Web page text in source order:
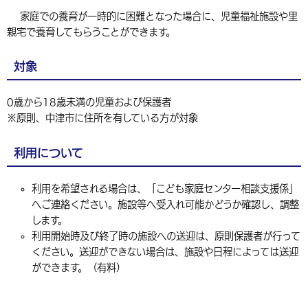
よみあげる
中国語（繁体字） 韓国語（한국어）
届出・登録・証明 保険・年金
税金 住宅・インフラ
環境・衛生 生涯学習・スポーツ・人権
事業者の方へ
農林水産業 税金
都市整備
施設情報 子どもを預ける
手当・助成 健康・医療
観光なび スポットを探す
移住・定住
市政情報
行政・計画
家庭での養育が一時的に困難となった場合に、児童福祉施設や里
親宅で養育してもらうことができます。
対象
0歳から18歳未満の児童および保護者
※原則、中津市に住所を有している方が対象
利用について
利用を希望される場合は、「こども家庭センター相談支援係」
へご連絡ください。施設等へ受入れ可能かどうか確認し、調整
します。
利用開始時及び終了時の施設への送迎は、原則保護者が行って
ください。送迎ができない場合は、施設や日程によっては送迎
ができます。（有料）